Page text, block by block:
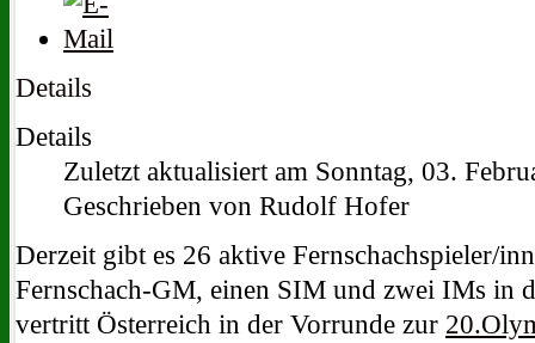
Details
Details
Zuletzt aktualisiert am Sonntag, 03.
Geschrieben von Rudolf Hofer
Derzeit gibt es 26 aktive Fernschachspieler/
Fernschach-GM, einen SIM und zwei IMs in
vertritt Österreich in der Vorrunde zur